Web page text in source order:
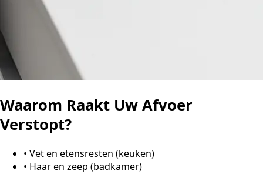
Waarom Raakt Uw Afvoer
Verstopt?
• Vet en etensresten (keuken)
• Haar en zeep (badkamer)